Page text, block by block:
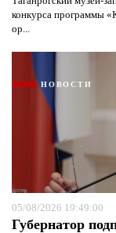
конкурса программы
ор...
НОВОСТИ
05/08/2026 19:49:00
Губернатор